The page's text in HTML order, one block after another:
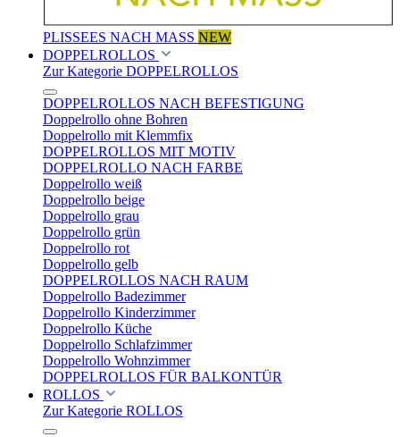
PLISSEES NACH MASS NEW
DOPPELROLLOS
Zur Kategorie DOPPELROLLOS
DOPPELROLLOS NACH BEFESTIGUNG
Doppelrollo ohne Bohren
Doppelrollo mit Klemmfix
DOPPELROLLOS MIT MOTIV
DOPPELROLLO NACH FARBE
Doppelrollo weiß
Doppelrollo beige
Doppelrollo grau
Doppelrollo grün
Doppelrollo rot
Doppelrollo gelb
DOPPELROLLOS NACH RAUM
Doppelrollo Badezimmer
Doppelrollo Kinderzimmer
Doppelrollo Küche
Doppelrollo Schlafzimmer
Doppelrollo Wohnzimmer
DOPPELROLLOS FÜR BALKONTÜR
ROLLOS
Zur Kategorie ROLLOS